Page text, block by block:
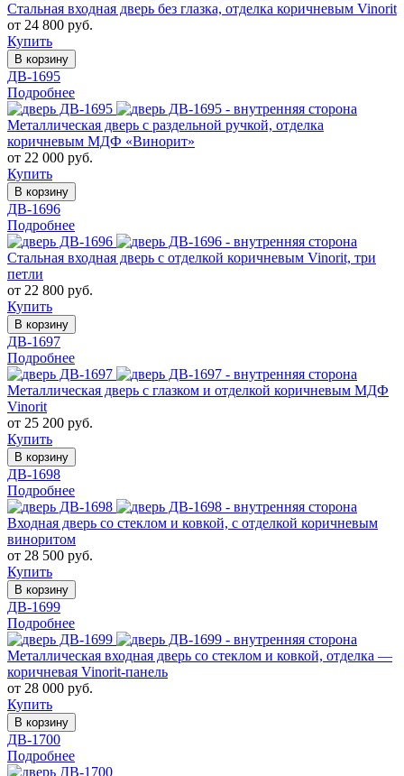
Стальная входная дверь без глазка, отделка коричневым Vinorit
от 24 800 руб.
Купить
В корзину
ДВ-1695
Подробнее
Металлическая дверь с раздельной ручкой, отделка
коричневым МДФ «Винорит»
от 22 000 руб.
Купить
В корзину
ДВ-1696
Подробнее
Стальная входная дверь с отделкой коричневым Vinorit, три
петли
от 22 800 руб.
Купить
В корзину
ДВ-1697
Подробнее
Металлическая дверь с глазком и отделкой коричневым МДФ
Vinorit
от 25 200 руб.
Купить
В корзину
ДВ-1698
Подробнее
Входная дверь со стеклом и ковкой, с отделкой коричневым
виноритом
от 28 500 руб.
Купить
В корзину
ДВ-1699
Подробнее
Металлическая входная дверь со стеклом и ковкой, отделка —
коричневая Vinorit-панель
от 28 000 руб.
Купить
В корзину
ДВ-1700
Подробнее